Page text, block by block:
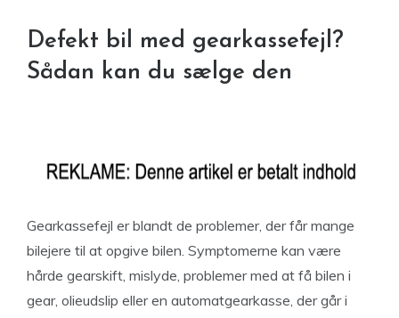
Defekt bil med gearkassefejl?
Sådan kan du sælge den
Gearkassefejl er blandt de problemer, der får mange
bilejere til at opgive bilen. Symptomerne kan være
hårde gearskift, mislyde, problemer med at få bilen i
gear, olieudslip eller en automatgearkasse, der går i